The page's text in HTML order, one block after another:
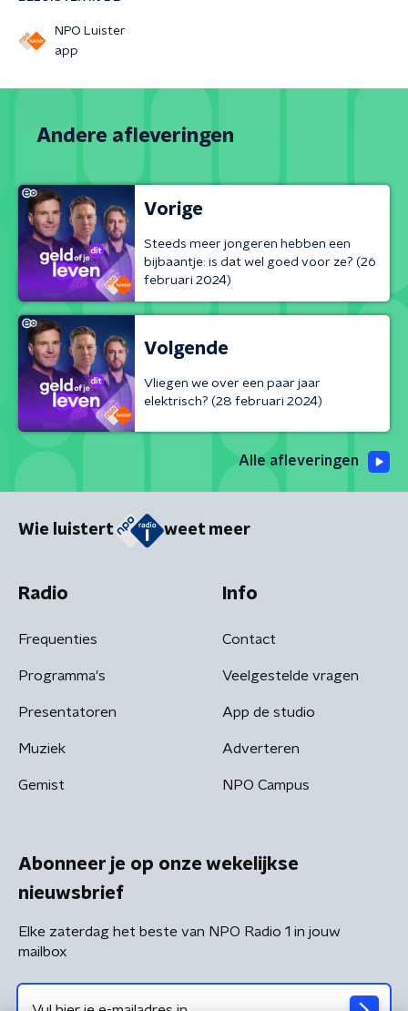
NPO Luister
app
Andere afleveringen
Vorige
Steeds meer jongeren hebben een
bijbaantje: is dat wel goed voor ze? (26
februari 2024)
Volgende
Vliegen we over een paar jaar
elektrisch? (28 februari 2024)
Alle afleveringen
Wie luistert weet meer
Radio
Frequenties
Programma's
Presentatoren
Muziek
Gemist
Info
Contact
Veelgestelde vragen
App de studio
Adverteren
NPO Campus
Abonneer je op onze wekelijkse
nieuwsbrief
Elke zaterdag het beste van NPO Radio 1 in jouw
mailbox